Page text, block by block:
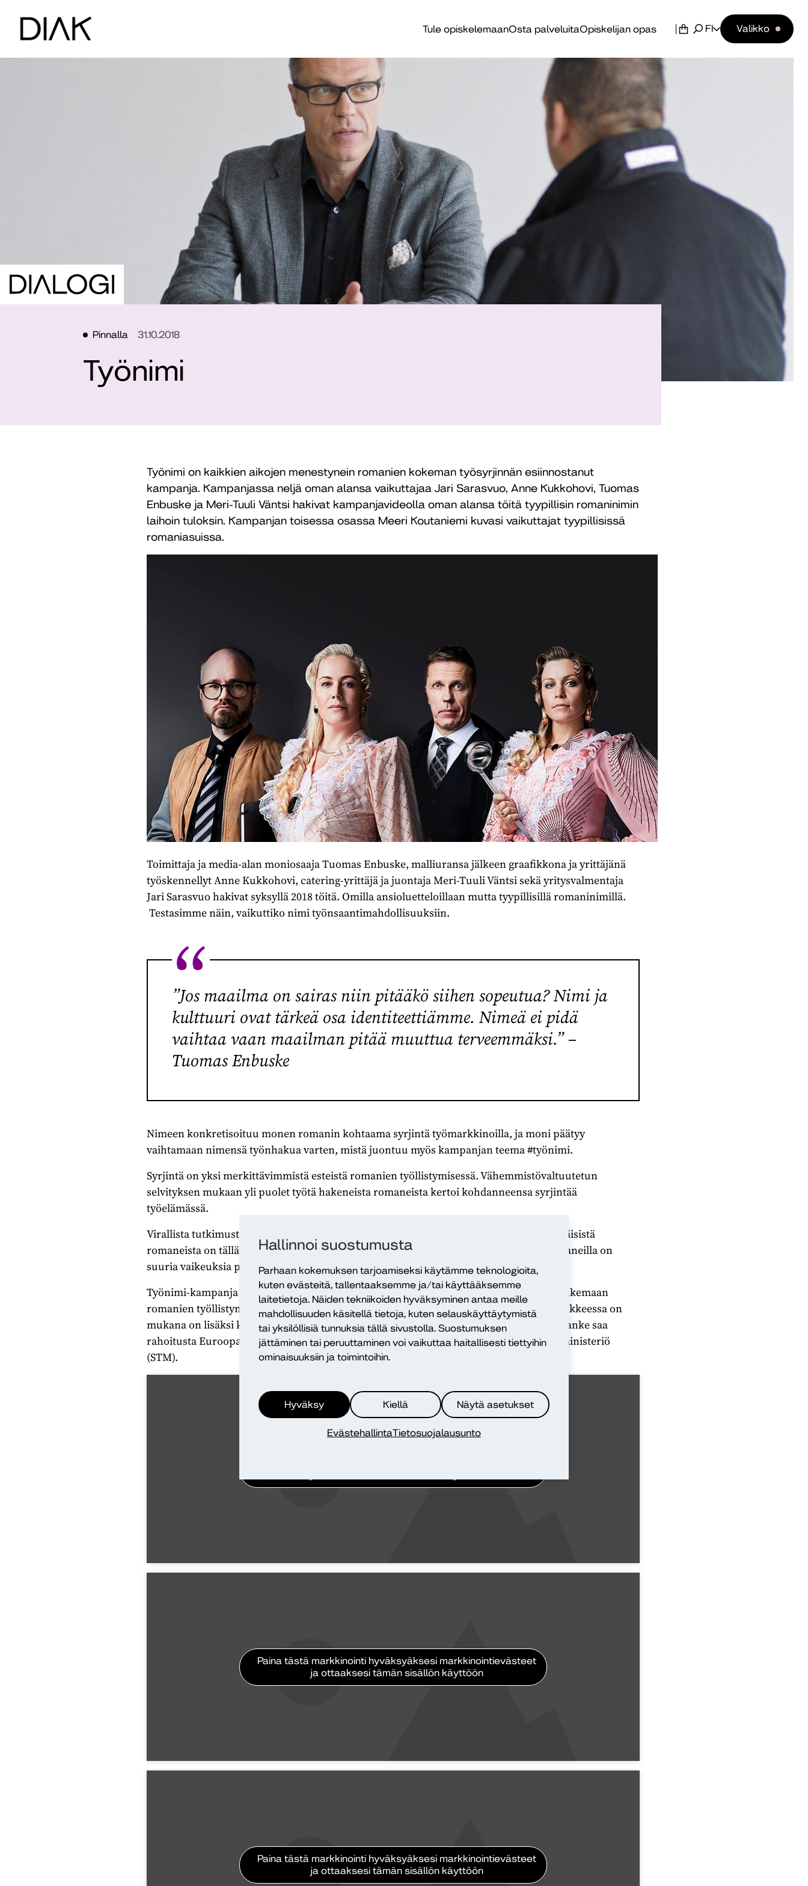
Hallinnoi suostumusta
Parhaan kokemuksen tarjoamiseksi käytämme teknologioita,
kuten evästeitä, tallentaaksemme ja/tai käyttääksemme
laitetietoja. Näiden tekniikoiden hyväksyminen antaa meille
mahdollisuuden käsitellä tietoja, kuten selauskäyttäytymistä
tai yksilöllisiä tunnuksia tällä sivustolla. Suostumuksen
jättäminen tai peruuttaminen voi vaikuttaa haitallisesti tiettyihin
ominaisuuksiin ja toimintoihin.
Hyväksy Kiellä Näytä asetukset
EvästehallintaTietosuojalausunto
Tule opiskelemaanOsta palveluitaOpiskelijan opas FI Valikko
Pinnalla 31.10.2018
Työnimi
Työnimi on kaikkien aikojen menestynein romanien kokeman työsyrjinnän esiinnostanut
kampanja. Kampanjassa neljä oman alansa vaikuttajaa Jari Sarasvuo, Anne Kukkohovi, Tuomas
Enbuske ja Meri-Tuuli Väntsi hakivat kampanjavideolla oman alansa töitä tyypillisin romaninimin
laihoin tuloksin. Kampanjan toisessa osassa Meeri Koutaniemi kuvasi vaikuttajat tyypillisissä
romaniasuissa.
Toimittaja ja media-alan moniosaaja Tuomas Enbuske, malliuransa jälkeen graafikkona ja yrittäjänä
työskennellyt Anne Kukkohovi, catering-yrittäjä ja juontaja Meri-Tuuli Väntsi sekä yritysvalmentaja
Jari Sarasvuo hakivat syksyllä 2018 töitä. Omilla ansioluetteloillaan mutta tyypillisillä romaninimillä.
Testasimme näin, vaikuttiko nimi työnsaantimahdollisuuksiin.
”Jos maailma on sairas niin pitääkö siihen sopeutua? Nimi ja
kulttuuri ovat tärkeä osa identiteettiämme. Nimeä ei pidä
vaihtaa vaan maailman pitää muuttua terveemmäksi.” –
Tuomas Enbuske
Nimeen konkretisoituu monen romanin kohtaama syrjintä työmarkkinoilla, ja moni päätyy
vaihtamaan nimensä työnhakua varten, mistä juontuu myös kampanjan teema #työnimi.
Syrjintä on yksi merkittävimmistä esteistä romanien työllistymisessä. Vähemmistövaltuutetun
selvityksen mukaan yli puolet työtä hakeneista romaneista kertoi kohdanneensa syrjintää
työelämässä.
Virallista tutkimustietoa ei ole, mutta arvioiden mukaan 40–60 prosenttia Suomen työikäisistä
romaneista on tällä hetkellä työttöminä. Jopa korkeakoulututkinnon suorittaneilla romaneilla on
suuria vaikeuksia päästä osaksi työelämää.
Työnimi-kampanja oli osa valtakunnallista Nevo tiija – uusi aika -hanketta, joka pyrkii tukemaan
romanien työllistymistä Suomessa. Diakonia-ammattikorkeakoulun hallinnoimassa hankkeessa on
mukana on lisäksi kuntia, kaupunkeja, oppilaitoksia ja järjestöjä eri puolilta Suomea. Hanke saa
rahoitusta Euroopan sosiaalirahastolta, ja kansallinen rahoittaja on sosiaali- ja terveysministeriö
(STM).
Paina tästä markkinointi hyväksyäksesi markkinointievästeet
ja ottaaksesi tämän sisällön käyttöön
Paina tästä markkinointi hyväksyäksesi markkinointievästeet
ja ottaaksesi tämän sisällön käyttöön